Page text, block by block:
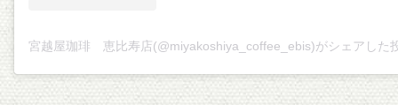
宮越屋珈琲 恵比寿店(@miyakoshiya_coffee_ebis)がシェアした